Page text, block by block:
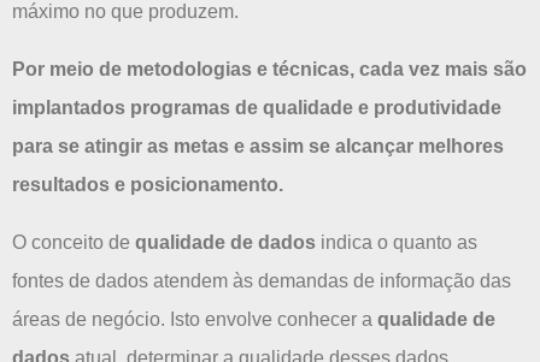
máximo no que produzem.
Por meio de metodologias e técnicas, cada vez mais são
implantados programas de qualidade e produtividade
para se atingir as metas e assim se alcançar melhores
resultados e posicionamento.
O conceito de qualidade de dados indica o quanto as
fontes de dados atendem às demandas de informação das
áreas de negócio. Isto envolve conhecer a qualidade de